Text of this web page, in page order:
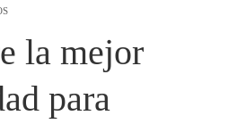
la mejor
para